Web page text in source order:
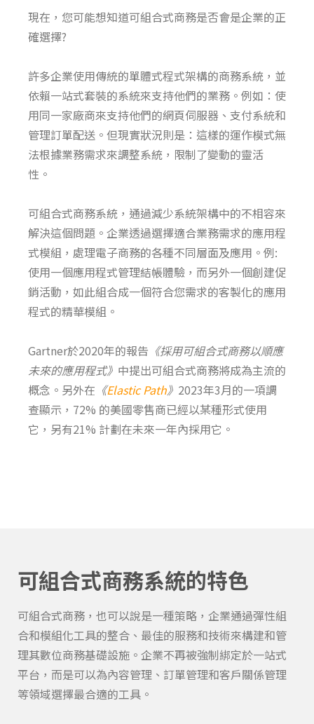
現在，您可能想知道可組合式商務是否會是企業的正
確選擇?
許多企業使用傳統的單體式程式架構的商務系統 ， 並
依賴一站式套裝的系統來支持他們的業務。例如 ： 使
用同一家廠商來支持他們的網頁伺服器、支付系統和
管理訂單配送。 但現實狀況則是 ： 這樣的運作模式無
法根據業務需求來調整系統 ， 限制了變動的靈活
性 。
可組合式商務系統，通過減少系統架構中的不相容來
解決這個問題。企業透過選擇適合業務需求的應用程
式模組，處理電子商務的各種不同層面及應用。例:
使用一個應用程式管理結帳體驗，而另外一個創建促
銷活動，如此組合成一個符合您需求的客製化的應用
程式的精華模組。
Gartner於2020年的報告 《採用可組合式商務以順應
未來的應用程式》 中提出可組合式商務將成為主流的
概念。另外在 《Elastic Path》 2023年3月的一項調
查顯示， 72% 的美國零售商已經以某種形式使用
它，另有21% 計劃在未來一年內採用它。
可組合式商務系統的特色
可組合式商務 ， 也可以說是一種策略 ， 企業通過彈性組
合和模組化工具的整合 、最佳的服務和技術來構建和管
理其數位商務基礎設施。企業不再被強制綁定於一站式
平台 ， 而是可以為內容管理、訂單管理和客戶關係管理
等領域選擇最合適的工具。